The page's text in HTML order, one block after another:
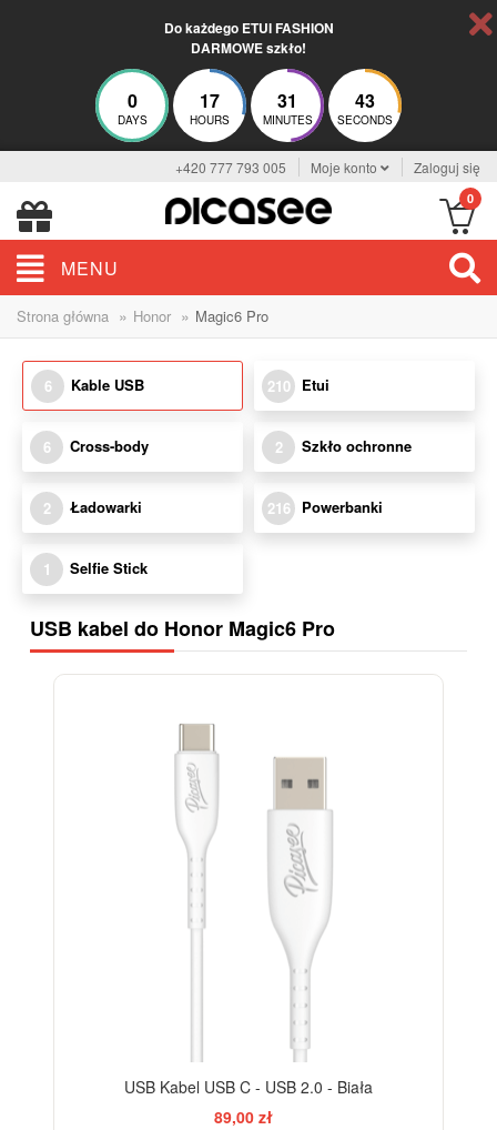
Do każdego ETUI FASHION
DARMOWE szkło!
0
DAYS
17
HOURS
31
MINUTES
42
SECONDS
+420 777 793 005 Moje konto Zaloguj się
0
MENU
Strona główna » Honor » Magic6 Pro
6 Kable USB 210 Etui
6 Cross-body 2 Szkło ochronne
2 Ładowarki 216 Powerbanki
1 Selfie Stick
USB kabel do Honor Magic6 Pro
USB Kabel USB C - USB 2.0 - Biała
89,00 zł